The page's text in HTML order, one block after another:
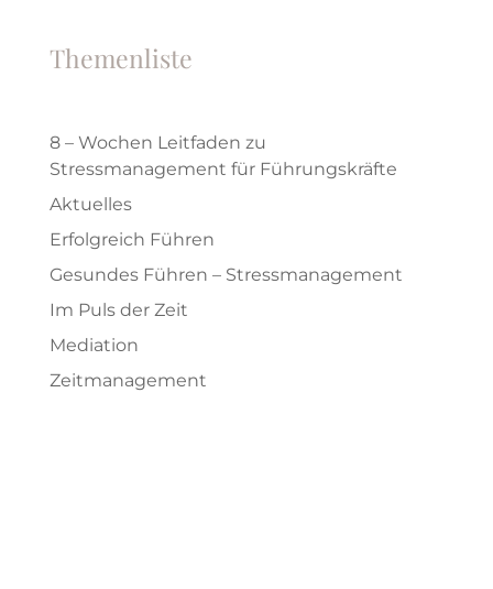
Themenliste
8 – Wochen Leitfaden zu
Stressmanagement für Führungskräfte
Aktuelles
Erfolgreich Führen
Gesundes Führen – Stressmanagement
Im Puls der Zeit
Mediation
Zeitmanagement